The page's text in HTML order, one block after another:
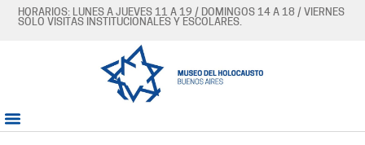
HORARIOS: LUNES A JUEVES 11 A 19 / DOMINGOS 14 A 18 / VIERNES
SÓLO VISITAS INSTITUCIONALES Y ESCOLARES.